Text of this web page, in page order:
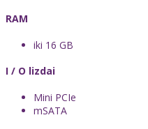
RAM
iki 16 GB
I / O lizdai
Mini PCIe
mSATA